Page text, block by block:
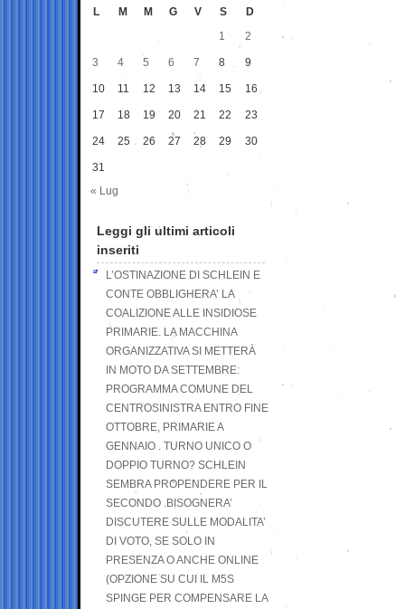
L M M G V S
D
1
2
3 4 5 6 7 8 9
10 11 12 13 14 15 16
17 18 19 20 21 22 23
24 25 26 27 28 29 30
31
« Lug
Leggi gli ultimi articoli
inseriti
L’OSTINAZIONE DI SCHLEIN E
CONTE OBBLIGHERA’ LA
COALIZIONE ALLE INSIDIOSE
PRIMARIE. LA MACCHINA
ORGANIZZATIVA SI METTERÀ
IN MOTO DA SETTEMBRE:
PROGRAMMA COMUNE DEL
CENTROSINISTRA ENTRO FINE
OTTOBRE, PRIMARIE A
GENNAIO . TURNO UNICO O
DOPPIO TURNO? SCHLEIN
SEMBRA PROPENDERE PER IL
SECONDO .BISOGNERA’
DISCUTERE SULLE MODALITA’
DI VOTO, SE SOLO IN
PRESENZA O ANCHE ONLINE
(OPZIONE SU CUI IL M5S
SPINGE PER COMPENSARE LA